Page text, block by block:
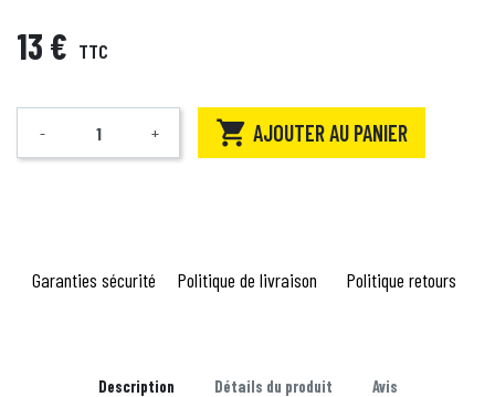
13 € TTC
Quantité
- +  AJOUTER AU PANIER
Garanties sécurité Politique de livraison Politique retours
Description Détails du produit Avis